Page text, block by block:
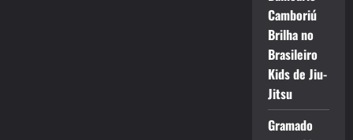
Camboriú
Brilha no
Brasileiro
Kids de Jiu-
Jitsu
Gramado